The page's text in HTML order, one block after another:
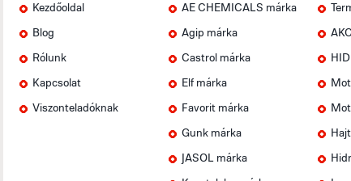
Kezdőoldal
Blog
Rólunk
Kapcsolat
Viszonteladóknak
AE CHEMICALS márka
Agip márka
Castrol márka
Elf márka
Favorit márka
Gunk márka
JASOL márka